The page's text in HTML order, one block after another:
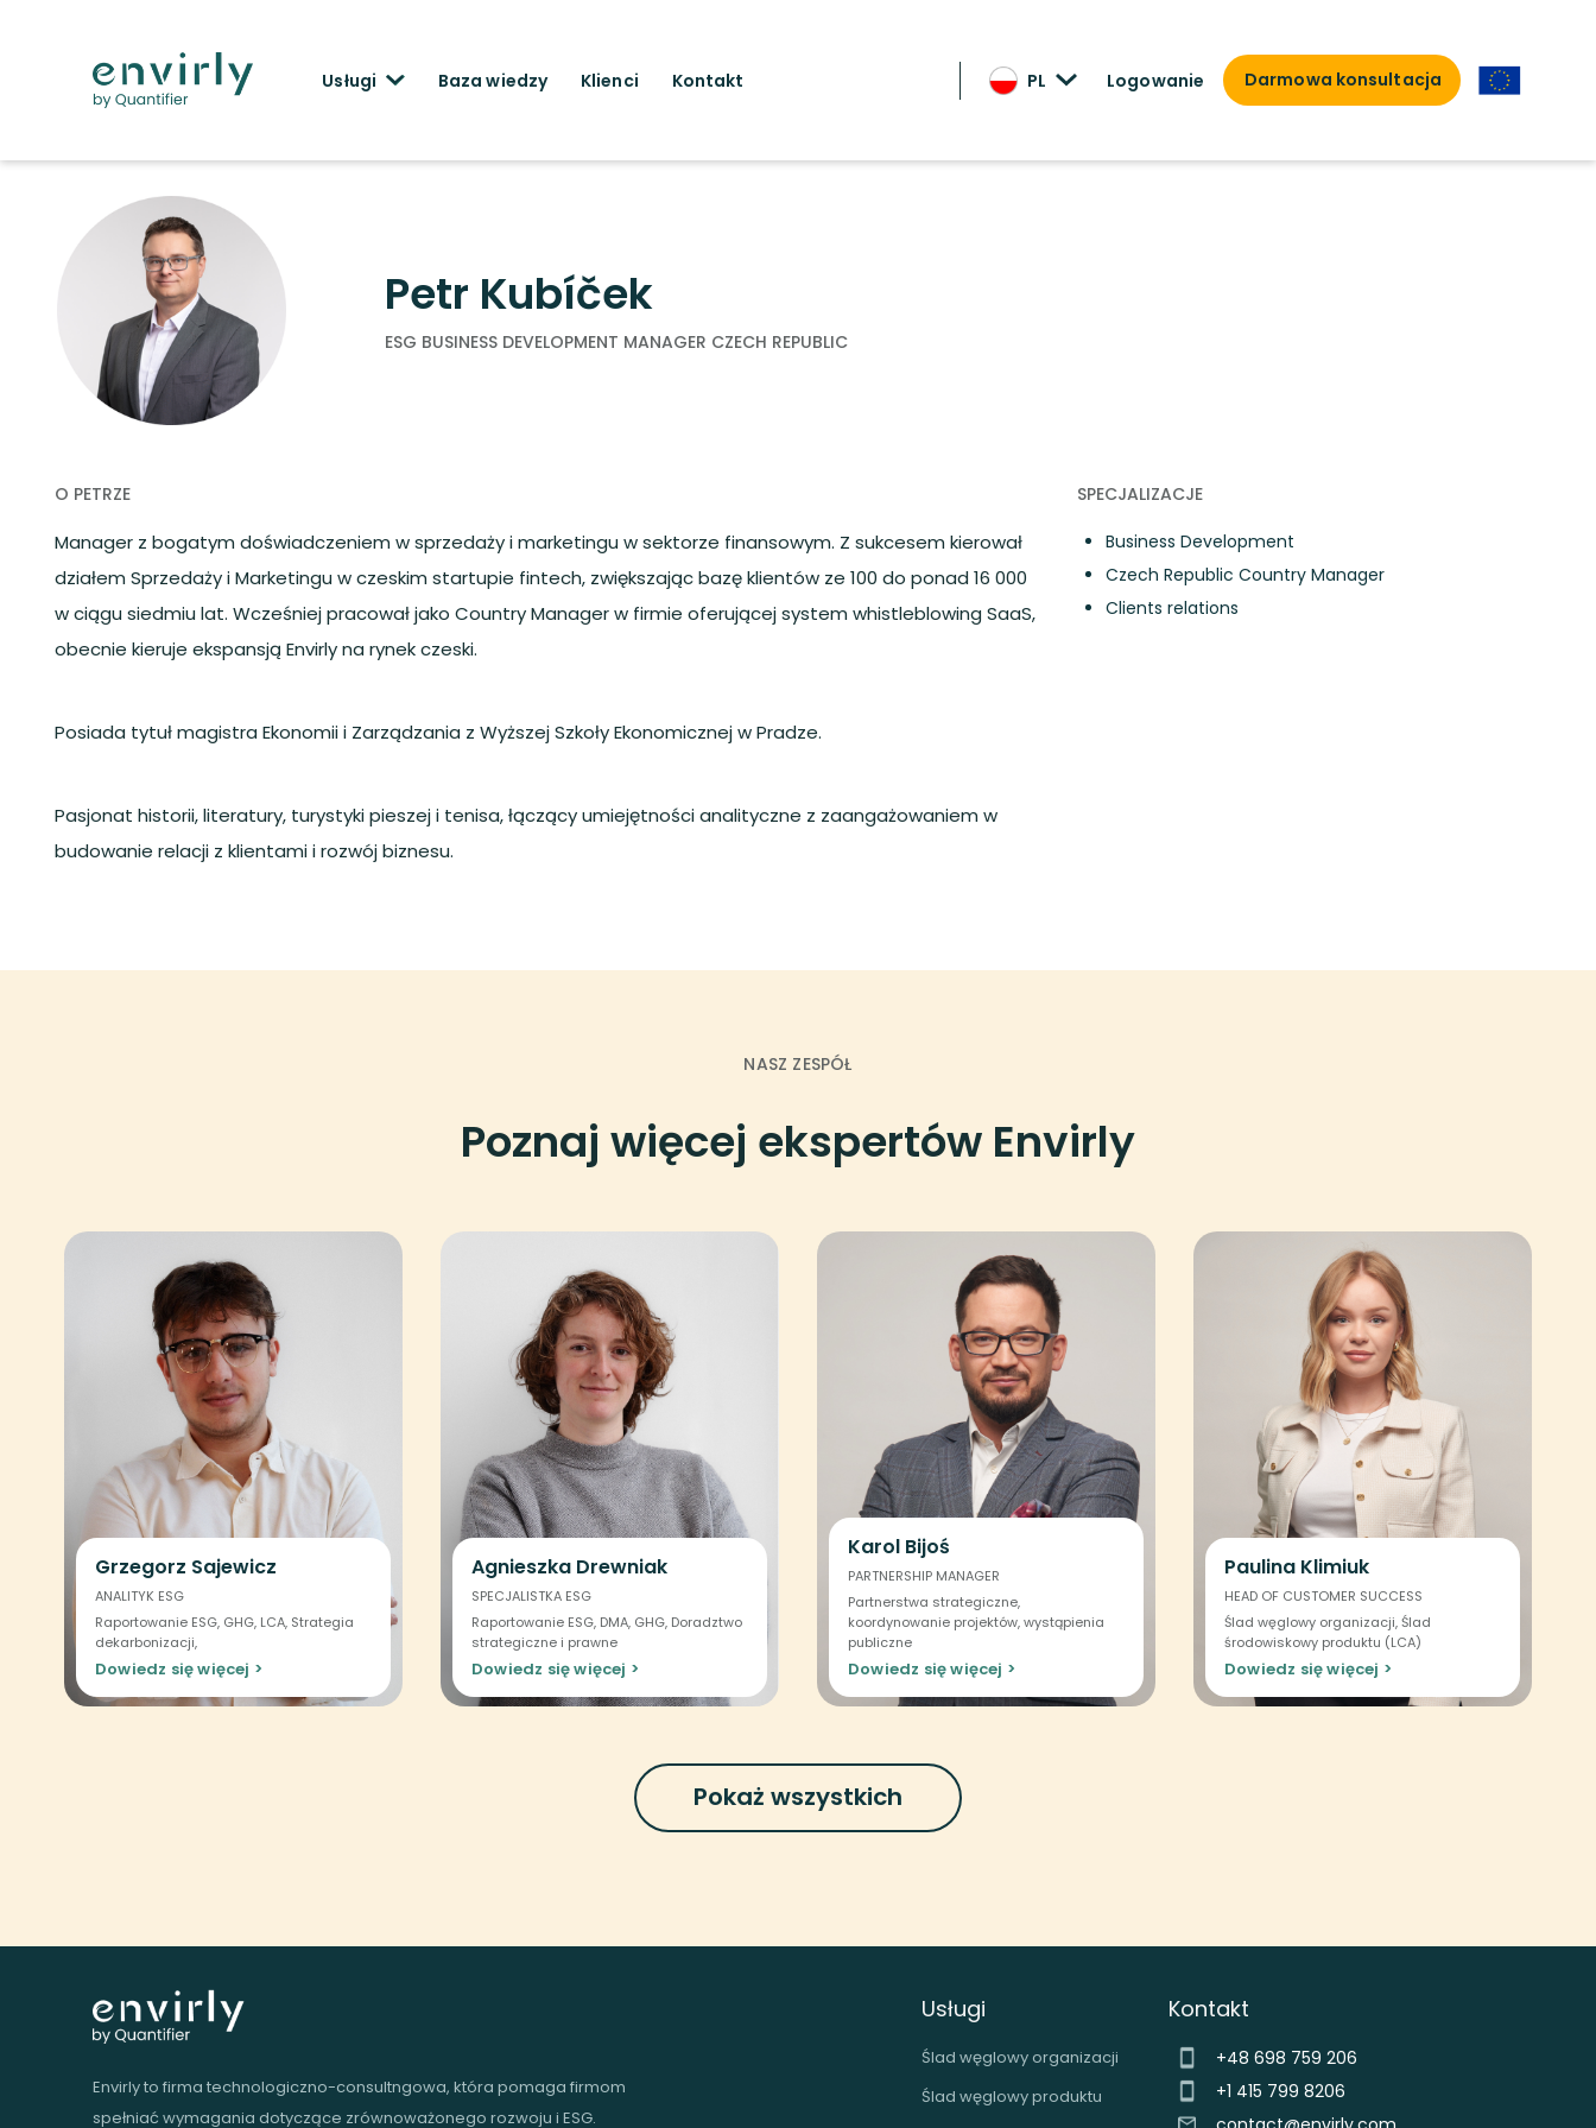
Petr Kubíček
ESG BUSINESS DEVELOPMENT MANAGER CZECH REPUBLIC
O PETRZE
Manager z bogatym doświadczeniem w sprzedaży i marketingu w sektorze finansowym. Z sukcesem kierował
działem Sprzedaży i Marketingu w czeskim startupie fintech, zwiększając bazę klientów ze 100 do ponad 16 000
w ciągu siedmiu lat. Wcześniej pracował jako Country Manager w firmie oferującej system whistleblowing SaaS,
obecnie kieruje ekspansją Envirly na rynek czeski.
Posiada tytuł magistra Ekonomii i Zarządzania z Wyższej Szkoły Ekonomicznej w Pradze.
Pasjonat historii, literatury, turystyki pieszej i tenisa, łączący umiejętności analityczne z zaangażowaniem w
budowanie relacji z klientami i rozwój biznesu.
SPECJALIZACJE
Business Development
Czech Republic Country Manager
Clients relations
NASZ ZESPÓŁ
Poznaj więcej ekspertów Envirly
Grzegorz Sajewicz
ANALITYK ESG
Raportowanie ESG, GHG, LCA, Strategia
dekarbonizacji,
Dowiedz się więcej >
Agnieszka Drewniak
SPECJALISTKA ESG
Raportowanie ESG, DMA, GHG, Doradztwo
strategiczne i prawne
Dowiedz się więcej >
Karol Bijoś
PARTNERSHIP MANAGER
Partnerstwa strategiczne,
koordynowanie projektów, wystąpienia
publiczne
Dowiedz się więcej >
Paulina Klimiuk
HEAD OF CUSTOMER SUCCESS
Ślad węglowy organizacji, Ślad
środowiskowy produktu (LCA)
Dowiedz się więcej >
Pokaż wszystkich
Envirly to firma technologiczno-consultngowa, która pomaga firmom
spełniać wymagania dotyczące zrównoważonego rozwoju i ESG.
Usługi
Ślad węglowy organizacji
Ślad węglowy produktu
Kontakt
+48 698 759 206
+1 415 799 8206
Usługi Baza wiedzy Klienci Kontakt PL Logowanie Darmowa konsultacja